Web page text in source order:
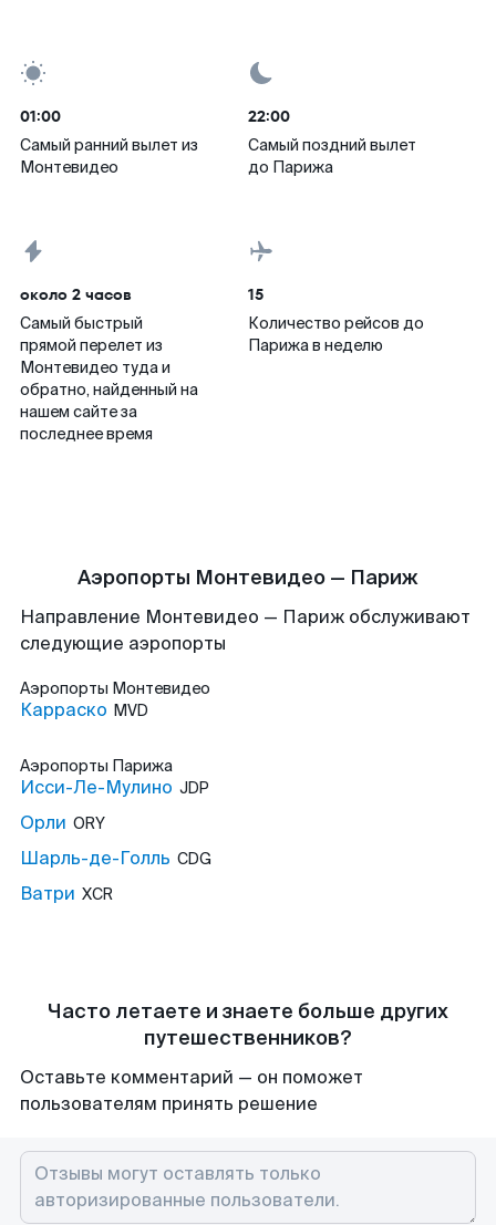
01:00
Самый ранний вылет из
Монтевидео
22:00
Самый поздний вылет
до Парижа
около 2 часов
Самый быстрый
прямой перелет из
Монтевидео туда и
обратно, найденный на
нашем сайте за
последнее время
15
Количество рейсов до
Парижа в неделю
Аэропорты Монтевидео — Париж
Направление Монтевидео — Париж обслуживают
следующие аэропорты
Аэропорты Монтевидео
Карраско MVD
Аэропорты Парижа
Исси-Ле-Мулино JDP
Орли ORY
Шарль-де-Голль CDG
Ватри XCR
Часто летаете и знаете больше других
путешественников?
Оставьте комментарий — он поможет
пользователям принять решение